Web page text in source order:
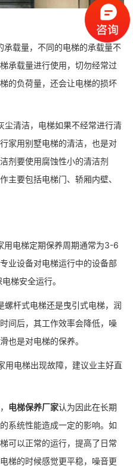
载量，不同的电梯的承载量不
承载量进行使用，切勿经常过
的负荷量，还会让电梯的损坏
清洁，电梯如果不经常进行清
家用别墅电梯的清洁，也是对
剂要使用腐蚀性小的清洁剂
主要包括电梯门、轿厢内壁、
电梯定期保养周期通常为3-6
业设备对电梯运行中的设备部
梯安全运行。
杆式电梯还是曳引式电梯，润
间后，其工作效率会降低，噪
也是对电梯的保养。
电梯出现故障，建议业主好直
电梯保养厂家认为因此在长期
系统性能造成一定的影响。如
可以正常的运行，提高了日常
梯的时候感觉更平稳，噪音更